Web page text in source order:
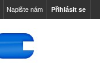
Přihlásit se
Napište nám